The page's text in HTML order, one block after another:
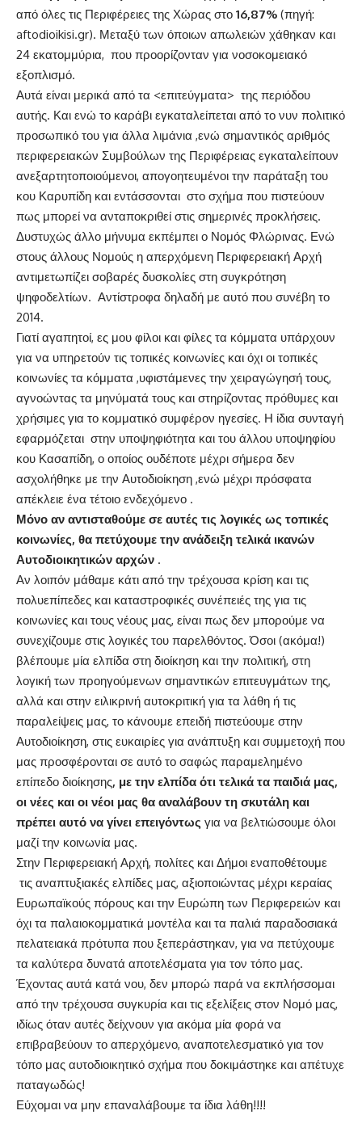
από όλες τις Περιφέρειες της Χώρας στο 16,87% (πηγή:
aftodioikisi.gr). Μεταξύ των όποιων απωλειών χάθηκαν και
24 εκατομμύρια, που προορίζονταν για νοσοκομειακό
εξοπλισμό.
Αυτά είναι μερικά από τα <επιτεύγματα> της περιόδου
αυτής. Και ενώ το καράβι εγκαταλείπεται από το νυν πολιτικό
προσωπικό του για άλλα λιμάνια ,ενώ σημαντικός αριθμός
περιφερειακών Συμβούλων της Περιφέρειας εγκαταλείπουν
ανεξαρτητοποιούμενοι, απογοητευμένοι την παράταξη του
κου Καρυπίδη και εντάσσονται στο σχήμα που πιστεύουν
πως μπορεί να ανταποκριθεί στις σημερινές προκλήσεις.
Δυστυχώς άλλο μήνυμα εκπέμπει ο Νομός Φλώρινας. Ενώ
στους άλλους Νομούς η απερχόμενη Περιφερειακή Αρχή
αντιμετωπίζει σοβαρές δυσκολίες στη συγκρότηση
ψηφοδελτίων. Αντίστροφα δηλαδή με αυτό που συνέβη το
2014.
Γιατί αγαπητοί, ες μου φίλοι και φίλες τα κόμματα υπάρχουν
για να υπηρετούν τις τοπικές κοινωνίες και όχι οι τοπικές
κοινωνίες τα κόμματα ,υφιστάμενες την χειραγώγησή τους,
αγνοώντας τα μηνύματά τους και στηρίζοντας πρόθυμες και
χρήσιμες για το κομματικό συμφέρον ηγεσίες. Η ίδια συνταγή
εφαρμόζεται στην υποψηφιότητα και του άλλου υποψηφίου
κου Κασαπίδη, ο οποίος ουδέποτε μέχρι σήμερα δεν
ασχολήθηκε με την Αυτοδιοίκηση ,ενώ μέχρι πρόσφατα
απέκλειε ένα τέτοιο ενδεχόμενο .
Μόνο αν αντισταθούμε σε αυτές τις λογικές ως τοπικές
κοινωνίες, θα πετύχουμε την ανάδειξη τελικά ικανών
Αυτοδιοικητικών αρχών .
Αν λοιπόν μάθαμε κάτι από την τρέχουσα κρίση και τις
πολυεπίπεδες και καταστροφικές συνέπειές της για τις
κοινωνίες και τους νέους μας, είναι πως δεν μπορούμε να
συνεχίζουμε στις λογικές του παρελθόντος. Όσοι (ακόμα!)
βλέπουμε μία ελπίδα στη διοίκηση και την πολιτική, στη
λογική των προηγούμενων σημαντικών επιτευγμάτων της,
αλλά και στην ειλικρινή αυτοκριτική για τα λάθη ή τις
παραλείψεις μας, το κάνουμε επειδή πιστεύουμε στην
Αυτοδιοίκηση, στις ευκαιρίες για ανάπτυξη και συμμετοχή που
μας προσφέρονται σε αυτό το σαφώς παραμελημένο
επίπεδο διοίκησης, με την ελπίδα ότι τελικά τα παιδιά μας,
οι νέες και οι νέοι μας θα αναλάβουν τη σκυτάλη και
πρέπει αυτό να γίνει επειγόντως για να βελτιώσουμε όλοι
μαζί την κοινωνία μας.
Στην Περιφερειακή Αρχή, πολίτες και Δήμοι εναποθέτουμε
τις αναπτυξιακές ελπίδες μας, αξιοποιώντας μέχρι κεραίας
Ευρωπαϊκούς πόρους και την Ευρώπη των Περιφερειών και
όχι τα παλαιοκομματικά μοντέλα και τα παλιά παραδοσιακά
πελατειακά πρότυπα που ξεπεράστηκαν, για να πετύχουμε
τα καλύτερα δυνατά αποτελέσματα για τον τόπο μας.
Έχοντας αυτά κατά νου, δεν μπορώ παρά να εκπλήσσομαι
από την τρέχουσα συγκυρία και τις εξελίξεις στον Νομό μας,
ιδίως όταν αυτές δείχνουν για ακόμα μία φορά να
επιβραβεύουν το απερχόμενο, αναποτελεσματικό για τον
τόπο μας αυτοδιοικητικό σχήμα που δοκιμάστηκε και απέτυχε
παταγωδώς!
Εύχομαι να μην επαναλάβουμε τα ίδια λάθη!!!!